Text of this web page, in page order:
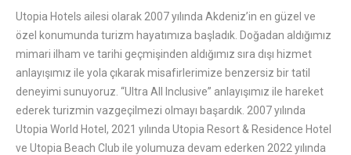
Utopia Hotels ailesi olarak 2007 yılında Akdeniz’in en güzel ve
özel konumunda turizm hayatımıza başladık. Doğadan aldığımız
mimari ilham ve tarihi geçmişinden aldığımız sıra dışı hizmet
anlayışımız ile yola çıkarak misafirlerimize benzersiz bir tatil
deneyimi sunuyoruz. “Ultra All Inclusive” anlayışımız ile hareket
ederek turizmin vazgeçilmezi olmayı başardık. 2007 yılında
Utopia World Hotel, 2021 yılında Utopia Resort & Residence Hotel
ve Utopia Beach Club ile yolumuza devam ederken 2022 yılında